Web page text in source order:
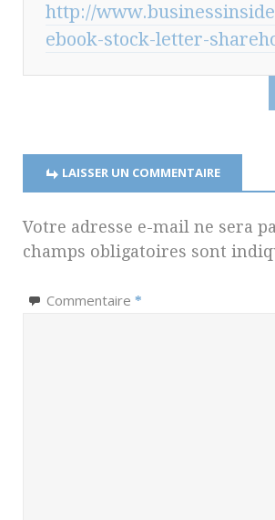
http://
ebook-stock-letter-
LAISSER UN COMMENTAIRE
Votre adresse e-mail ne sera
champs obligatoires sont
Commentaire *